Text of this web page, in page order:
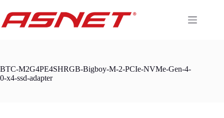
content
BTC-M2G4PE4SHRGB-Bigboy-M-2-PCIe-NVMe-Gen-4-
0-x4-ssd-adapter